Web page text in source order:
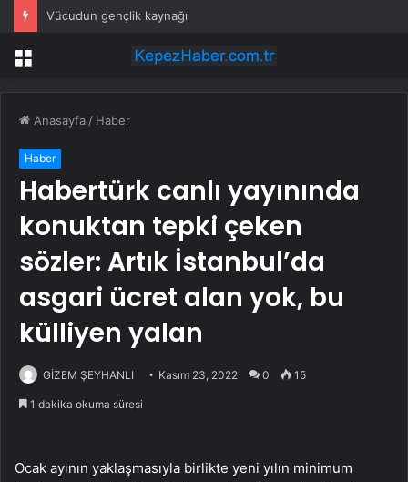
Vücudun gençlik kaynağı
Menü
Anasayfa / Haber
Haber
Habertürk canlı yayınında
konuktan tepki çeken
sözler: Artık İstanbul’da
asgari ücret alan yok, bu
külliyen yalan
GİZEM ŞEYHANLI Kasım 23, 2022 0 15
1 dakika okuma süresi
Ocak ayının yaklaşmasıyla birlikte yeni yılın minimum